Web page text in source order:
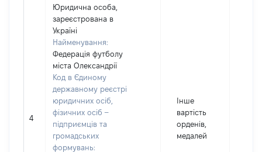
4
Юридична особа,
зареєстрована в
Україні
Найменування:
Федерація футболу
міста Олександрії
Код в Єдиному
державному реєстрі
юридичних осіб,
фізичних осіб –
підприємців та
громадських
формувань:
Інше
вартість
орденів,
медалей